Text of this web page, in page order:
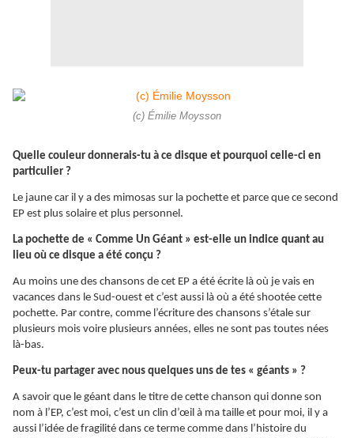
(c) Émilie Moysson
Quelle couleur donnerais-tu à ce disque et pourquoi celle-ci en
particulier ?
Le jaune car il y a des mimosas sur la pochette et parce que ce second
EP est plus solaire et plus personnel.
La pochette de « Comme Un Géant » est-elle un indice quant au
lieu où ce disque a été conçu ?
Au moins une des chansons de cet EP a été écrite là où je vais en
vacances dans le Sud-ouest et c’est aussi là où a été shootée cette
pochette. Par contre, comme l’écriture des chansons s’étale sur
plusieurs mois voire plusieurs années, elles ne sont pas toutes nées
là-bas.
Peux-tu partager avec nous quelques uns de tes « géants » ?
A savoir que le géant dans le titre de cette chanson qui donne son
nom à l’EP, c’est moi, c’est un clin d’œil à ma taille et pour moi, il y a
aussi l’idée de fragilité dans ce terme comme dans l’histoire du